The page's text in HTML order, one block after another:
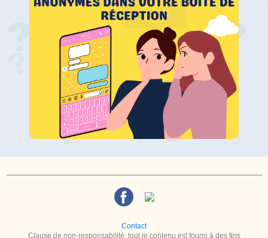
Contact
Clause de non-responsabilité: tout le contenu est fourni à des fins